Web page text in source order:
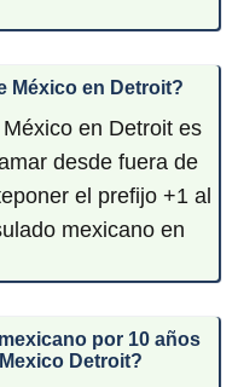
México en Detroit?
en Detroit es
desde fuera de
el prefijo +1 al
mexicano en
por 10 años
Detroit?